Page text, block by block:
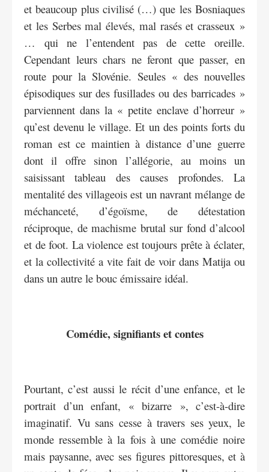
et beaucoup plus civilisé (…) que les Bosniaques
et les Serbes mal élevés, mal rasés et crasseux »
… qui ne l’entendent pas de cette oreille.
Cependant leurs chars ne feront que passer, en
route pour la Slovénie. Seules « des nouvelles
épisodiques sur des fusillades ou des barricades »
parviennent dans la « petite enclave d’horreur »
qu’est devenu le village. Et un des points forts du
roman est ce maintien à distance d’une guerre
dont il offre sinon l’allégorie, au moins un
saisissant tableau des causes profondes. La
mentalité des villageois est un navrant mélange de
méchanceté, d’égoïsme, de détestation
réciproque, de machisme brutal sur fond d’alcool
et de foot. La violence est toujours prête à éclater,
et la collectivité a vite fait de voir dans Matija ou
dans un autre le bouc émissaire idéal.
Comédie, signifiants et contes
Pourtant, c’est aussi le récit d’une enfance, et le
portrait d’un enfant, « bizarre », c’est-à-dire
imaginatif. Vu sans cesse à travers ses yeux, le
monde ressemble à la fois à une comédie noire
mais paysanne, avec ses figures pittoresques, et à